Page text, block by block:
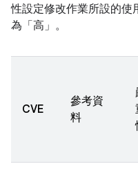
性設定修改作業所設的使
為「高」。
CVE
參考資
料